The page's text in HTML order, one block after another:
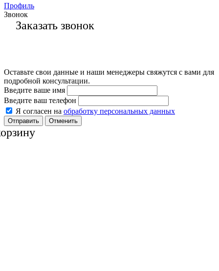
Профиль
Звонок
Заказать звонок
Оставьте свои данные и наши менеджеры свяжутся с вами для
подробной консультации.
Введите ваше имя
Введите ваш телефон
Я согласен на обработку персональных данных
Отменить